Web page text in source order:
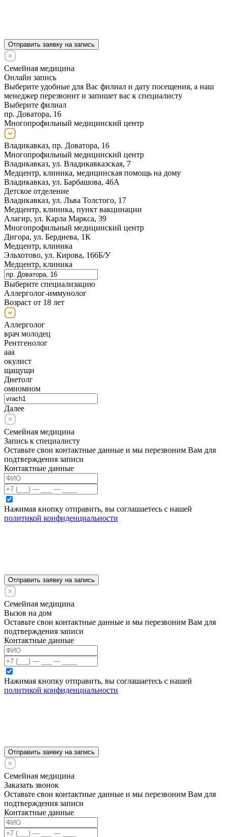
Отправить заявку на запись
Семейная медицина
Онлайн запись
Выберите удобные для Вас филиал и дату посещения, а наш
менеджер перезвонит и запишет вас к специалисту
Выберите филиал
пр. Доватора, 16
Многопрофильный медицинский центр
Владикавказ, пр. Доватора, 16
Многопрофильный медицинский центр
Владикавказ, ул. Владикавказская, 7
Медцентр, клиника, медицинская помощь на дому
Владикавказ, ул. Барбашова, 46А
Детское отделение
Владикавказ, ул. Льва Толстого, 17
Медцентр, клиника, пункт вакцинации
Алагир, ул. Карла Маркса, 39
Многопрофильный медицинский центр
Дигора, ул. Бердиева, 1К
Медцентр, клиника
Эльхотово, ул. Кирова, 166Б/У
Медцентр, клиника
Выберите специализацию
Аллерголог-иммунолог
Возраст от 18 лет
Аллерголог
врач молодец
Рентгенолог
ааа
окулист
щащущи
Диетолг
омномном
Далее
Семейная медицина
Запись к специалисту
Оставьте свои контактные данные и мы перезвоним Вам для
подтверждения записи
Контактные данные
Нажимая кнопку отправить, вы соглашаетесь с нашей
политикой конфиденциальности
Отправить заявку на запись
Семейная медицина
Вызов на дом
Оставьте свои контактные данные и мы перезвоним Вам для
подтверждения записи
Контактные данные
Нажимая кнопку отправить, вы соглашаетесь с нашей
политикой конфиденциальности
Отправить заявку на запись
Семейная медицина
Заказать звонок
Оставьте свои контактные данные и мы перезвоним Вам для
подтверждения записи
Контактные данные